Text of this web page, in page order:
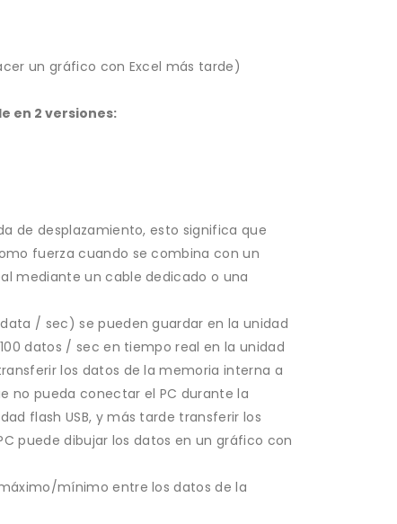
un gráfico con Excel más tarde)
en 2 versiones:
de desplazamiento, esto significa que
fuerza cuando se combina con un
mediante un cable dedicado o una
/ sec) se pueden guardar en la unidad
datos / sec en tiempo real en la unidad
los datos de la memoria interna a
no pueda conectar el PC durante la
flash USB, y más tarde transferir los
puede dibujar los datos en un gráfico con
mínimo entre los datos de la